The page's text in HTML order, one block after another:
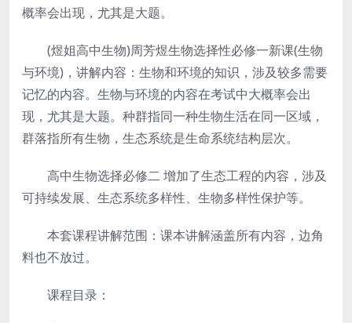
概率会出现，尤其是大题。
(煜姐高中生物)周芳煜生物选择性必修一新课(生物
与环境)，讲解内容：生物和环境的知识，涉及较多需要
记忆的内容。生物与环境的内容在考试中大概率会出
现，尤其是大题。种群指同一种生物生活在同一区域，
群落指所有生物，生态系统是生命系统结构层次。
高中生物选择必修二 增加了生态工程的内容，涉及
可持续发展、生态系统多样性、生物多样性保护等。
本套课程讲解范围：课本讲解涵盖所有内容，边角
料也不放过。
课程目录：